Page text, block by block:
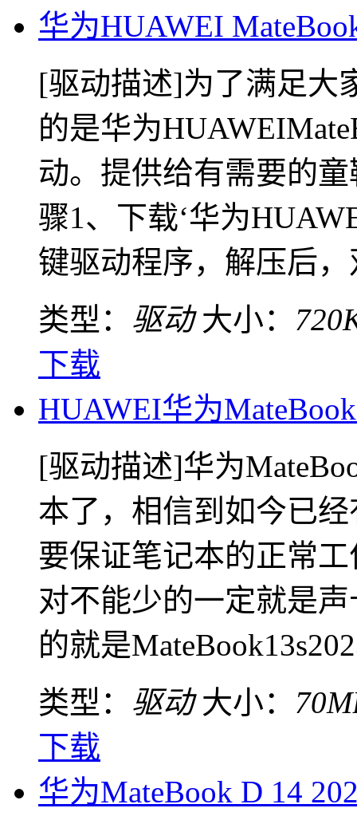
华为HUAWEI
[驱动描述]为了满足大
的是华为
动。提供给有需要的
骤1、下载‘华为
键驱动程序，解压后，
类型： 驱动 大小：
下载
HUAWEI华为
[驱动描述]华为
本了，相信到如今已
要保证笔记本的正常
对不能少的一定就是
的就是
类型： 驱动 大小：
下载
华为MateBook D 14